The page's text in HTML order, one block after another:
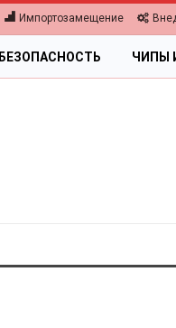
Импортозамещение
БЕЗОПАСНОСТЬ ЧИПЫ